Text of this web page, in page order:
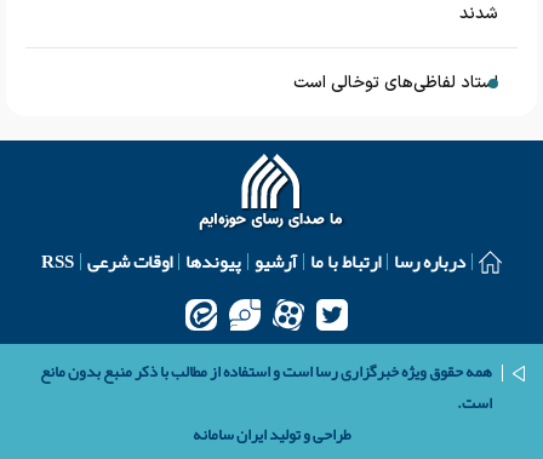
شدند
استاد لفاظی‌های توخالی است
درباره رسا ارتباط با ما آرشیو پیوندها اوقات شرعی RSS
همه حقوق ویژه خبرگزاری رسا است و استفاده از مطالب با ذکر منبع بدون مانع
است.
طراحی و تولیدایران سامانه